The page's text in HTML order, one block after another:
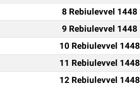
8 Rebiulevvel 1448
9 Rebiulevvel 1448
10 Rebiulevvel 1448
11 Rebiulevvel 1448
12 Rebiulevvel 1448